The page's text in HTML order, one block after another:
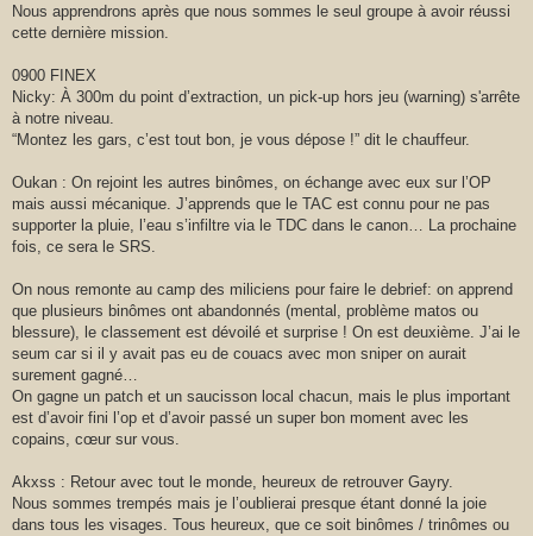
Nous apprendrons après que nous sommes le seul groupe à avoir réussi
cette dernière mission.
0900 FINEX
Nicky: À 300m du point d’extraction, un pick-up hors jeu (warning) s'arrête
à notre niveau.
“Montez les gars, c’est tout bon, je vous dépose !” dit le chauffeur.
Oukan : On rejoint les autres binômes, on échange avec eux sur l’OP
mais aussi mécanique. J’apprends que le TAC est connu pour ne pas
supporter la pluie, l’eau s’infiltre via le TDC dans le canon… La prochaine
fois, ce sera le SRS.
On nous remonte au camp des miliciens pour faire le debrief: on apprend
que plusieurs binômes ont abandonnés (mental, problème matos ou
blessure), le classement est dévoilé et surprise ! On est deuxième. J’ai le
seum car si il y avait pas eu de couacs avec mon sniper on aurait
surement gagné…
On gagne un patch et un saucisson local chacun, mais le plus important
est d’avoir fini l’op et d’avoir passé un super bon moment avec les
copains, cœur sur vous.
Akxss : Retour avec tout le monde, heureux de retrouver Gayry.
Nous sommes trempés mais je l’oublierai presque étant donné la joie
dans tous les visages. Tous heureux, que ce soit binômes / trinômes ou